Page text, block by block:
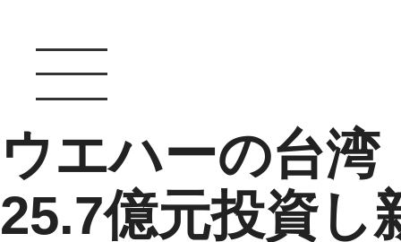
ウエハーの台
25.7億元投資し